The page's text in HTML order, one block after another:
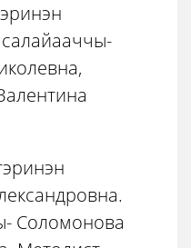
салайааччы-
Соломонова